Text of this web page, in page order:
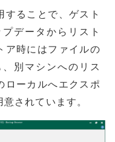
することで、ゲスト
データからリスト
ア時にはファイルの
別マシンへのリス
ローカルへエクスポ
されています。